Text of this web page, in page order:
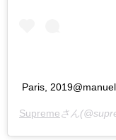
Paris,
Supremeさん